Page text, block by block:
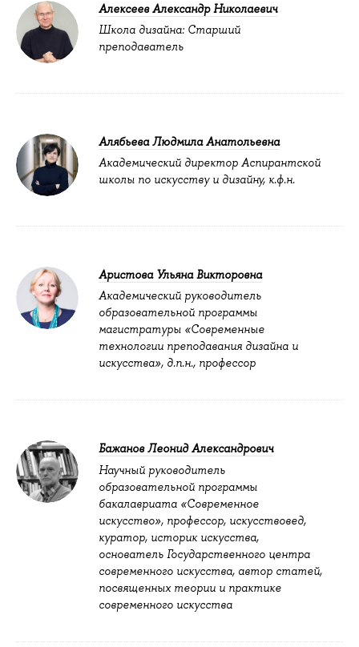
Алексеев Александр Николаевич
Школа дизайна: Старший
преподаватель
Алябьева Людмила Анатольевна
Академический директор Аспирантской
школы по искусству и дизайну, к.ф.н.
Аристова Ульяна Викторовна
Академический руководитель
образовательной программы
магистратуры «Современные
технологии преподавания дизайна и
искусства», д.п.н., профессор
Бажанов Леонид Александрович
Научный руководитель
образовательной программы
бакалавриата «Современное
искусство», профессор, искусствовед,
куратор, историк искусства,
основатель Государственного центра
современного искусства, автор статей,
посвященных теории и практике
современного искусства